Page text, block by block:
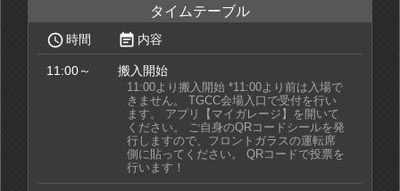
タイムテーブル
access_time時間 event_note 内容
11:00～ 搬入開始
11:00より搬入開始 *11:00より前は入場で
きません。 TGCC会場入口で受付を行い
ます。 アプリ【マイガレージ】を開いて
ください。 ご自身のQRコードシールを発
行しますので、フロントガラスの運転席
側に貼ってください。 QRコードで投票を
行います！